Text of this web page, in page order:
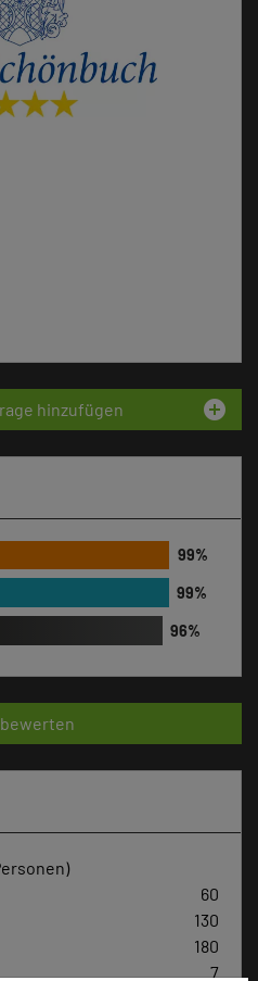
hinzufügen add_circle
60
130
180
7